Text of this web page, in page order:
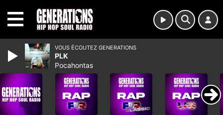
VOUS ÉCOUTEZ GENERATIONS
PLK
Pocahontas